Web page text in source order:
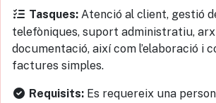
Tasques: Atenció al client, gestió
telefòniques, suport administratiu,
documentació, així com l’elaboració i
factures simples.
Requisits: Es requereix una